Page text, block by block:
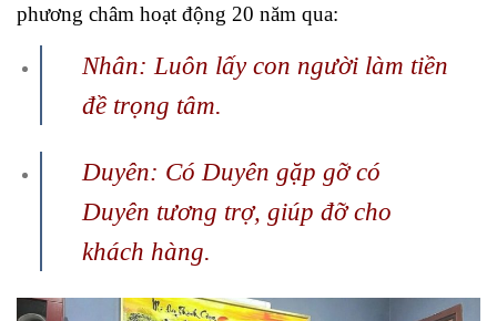
phương châm hoạt động 20 năm qua:
Nhân: Luôn lấy con người làm tiền
đề trọng tâm.
Duyên: Có Duyên gặp gỡ có
Duyên tương trợ, giúp đỡ cho
khách hàng.